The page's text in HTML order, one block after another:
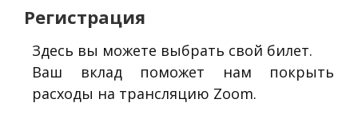
Регистрация
Здесь вы можете выбрать свой билет.
Ваш вклад поможет нам покрыть
расходы на трансляцию Zoom.